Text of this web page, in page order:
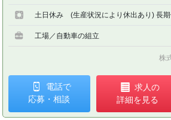
土日休み (生産状況により休出あり) 長期
工場／自動車の組立
株
電話で
応募・相談
求人の
詳細を見る